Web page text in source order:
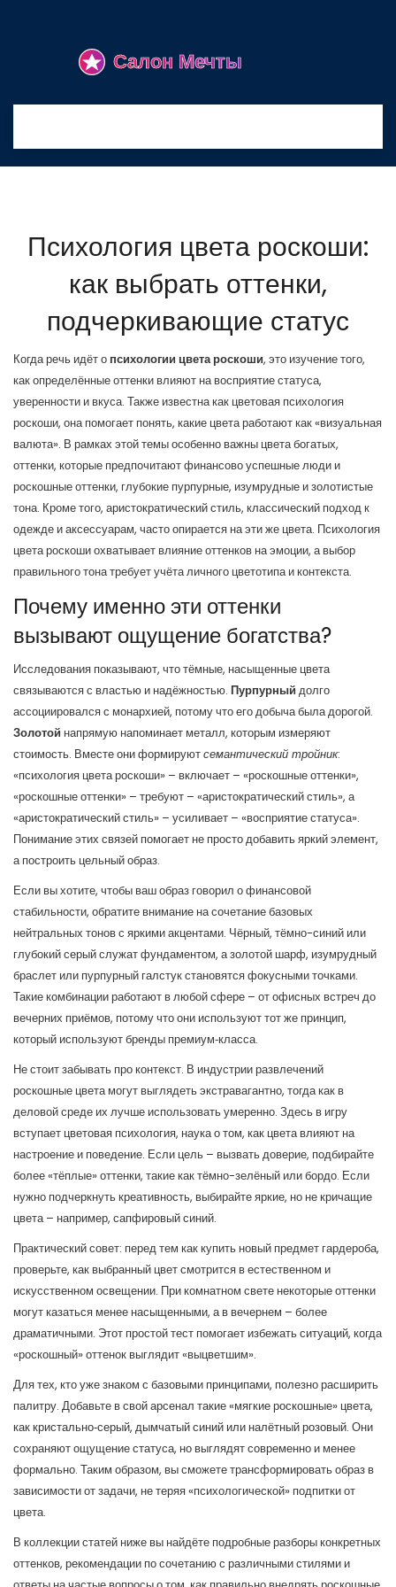
Психология цвета роскоши:
как выбрать оттенки,
подчеркивающие статус
Когда речь идёт о психологии цвета роскоши, это изучение того,
как определённые оттенки влияют на восприятие статуса,
уверенности и вкуса. Также известна как цветовая психология
роскоши, она помогает понять, какие цвета работают как «визуальная
валюта». В рамках этой темы особенно важны цвета богатых,
оттенки, которые предпочитают финансово успешные люди и
роскошные оттенки, глубокие пурпурные, изумрудные и золотистые
тона. Кроме того, аристократический стиль, классический подход к
одежде и аксессуарам, часто опирается на эти же цвета. Психология
цвета роскоши охватывает влияние оттенков на эмоции, а выбор
правильного тона требует учёта личного цветотипа и контекста.
Почему именно эти оттенки
вызывают ощущение богатства?
Исследования показывают, что тёмные, насыщенные цвета
связываются с властью и надёжностью. Пурпурный долго
ассоциировался с монархией, потому что его добыча была дорогой.
Золотой напрямую напоминает металл, которым измеряют
стоимость. Вместе они формируютсемантический тройник:
«психология цвета роскоши» – включает – «роскошные оттенки»,
«роскошные оттенки» – требуют – «аристократический стиль», а
«аристократический стиль» – усиливает – «восприятие статуса».
Понимание этих связей помогает не просто добавить яркий элемент,
а построить цельный образ.
Если вы хотите, чтобы ваш образ говорил о финансовой
стабильности, обратите внимание на сочетание базовых
нейтральных тонов с яркими акцентами. Чёрный, тёмно-синий или
глубокий серый служат фундаментом, а золотой шарф, изумрудный
браслет или пурпурный галстук становятся фокусными точками.
Такие комбинации работают в любой сфере – от офисных встреч до
вечерних приёмов, потому что они используют тот же принцип,
который используют бренды премиум‑класса.
Не стоит забывать про контекст. В индустрии развлечений
роскошные цвета могут выглядеть экстравагантно, тогда как в
деловой среде их лучше использовать умеренно. Здесь в игру
вступает цветовая психология, наука о том, как цвета влияют на
настроение и поведение. Если цель – вызвать доверие, подбирайте
более «тёплые» оттенки, такие как тёмно-зелёный или бордо. Если
нужно подчеркнуть креативность, выбирайте яркие, но не кричащие
цвета – например, сапфировый синий.
Практический совет: перед тем как купить новый предмет гардероба,
проверьте, как выбранный цвет смотрится в естественном и
искусственном освещении. При комнатном свете некоторые оттенки
могут казаться менее насыщенными, а в вечернем – более
драматичными. Этот простой тест помогает избежать ситуаций, когда
«роскошный» оттенок выглядит «выцветшим».
Для тех, кто уже знаком с базовыми принципами, полезно расширить
палитру. Добавьте в свой арсенал такие «мягкие роскошные» цвета,
как кристально‑серый, дымчатый синий или налётный розовый. Они
сохраняют ощущение статуса, но выглядят современно и менее
формально. Таким образом, вы сможете трансформировать образ в
зависимости от задачи, не теряя «психологической» подпитки от
цвета.
В коллекции статей ниже вы найдёте подробные разборы конкретных
оттенков, рекомендации по сочетанию с различными стилями и